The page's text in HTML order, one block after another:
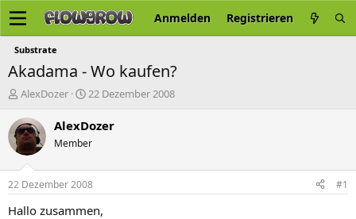
Anmelden Registrieren
Substrate
Akadama - Wo kaufen?
E
s
t
e
e
r
AlexDozer
E
s
e
l
t
a
22 Dezember 2008
AlexDozer
Member
22 Dezember 2008 #1
Hallo zusammen,